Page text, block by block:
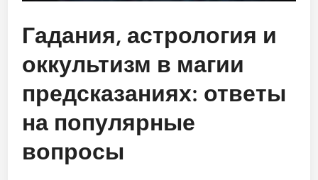
Гадания, астрология и
оккультизм в магии
предсказаниях: ответы
на популярные
вопросы